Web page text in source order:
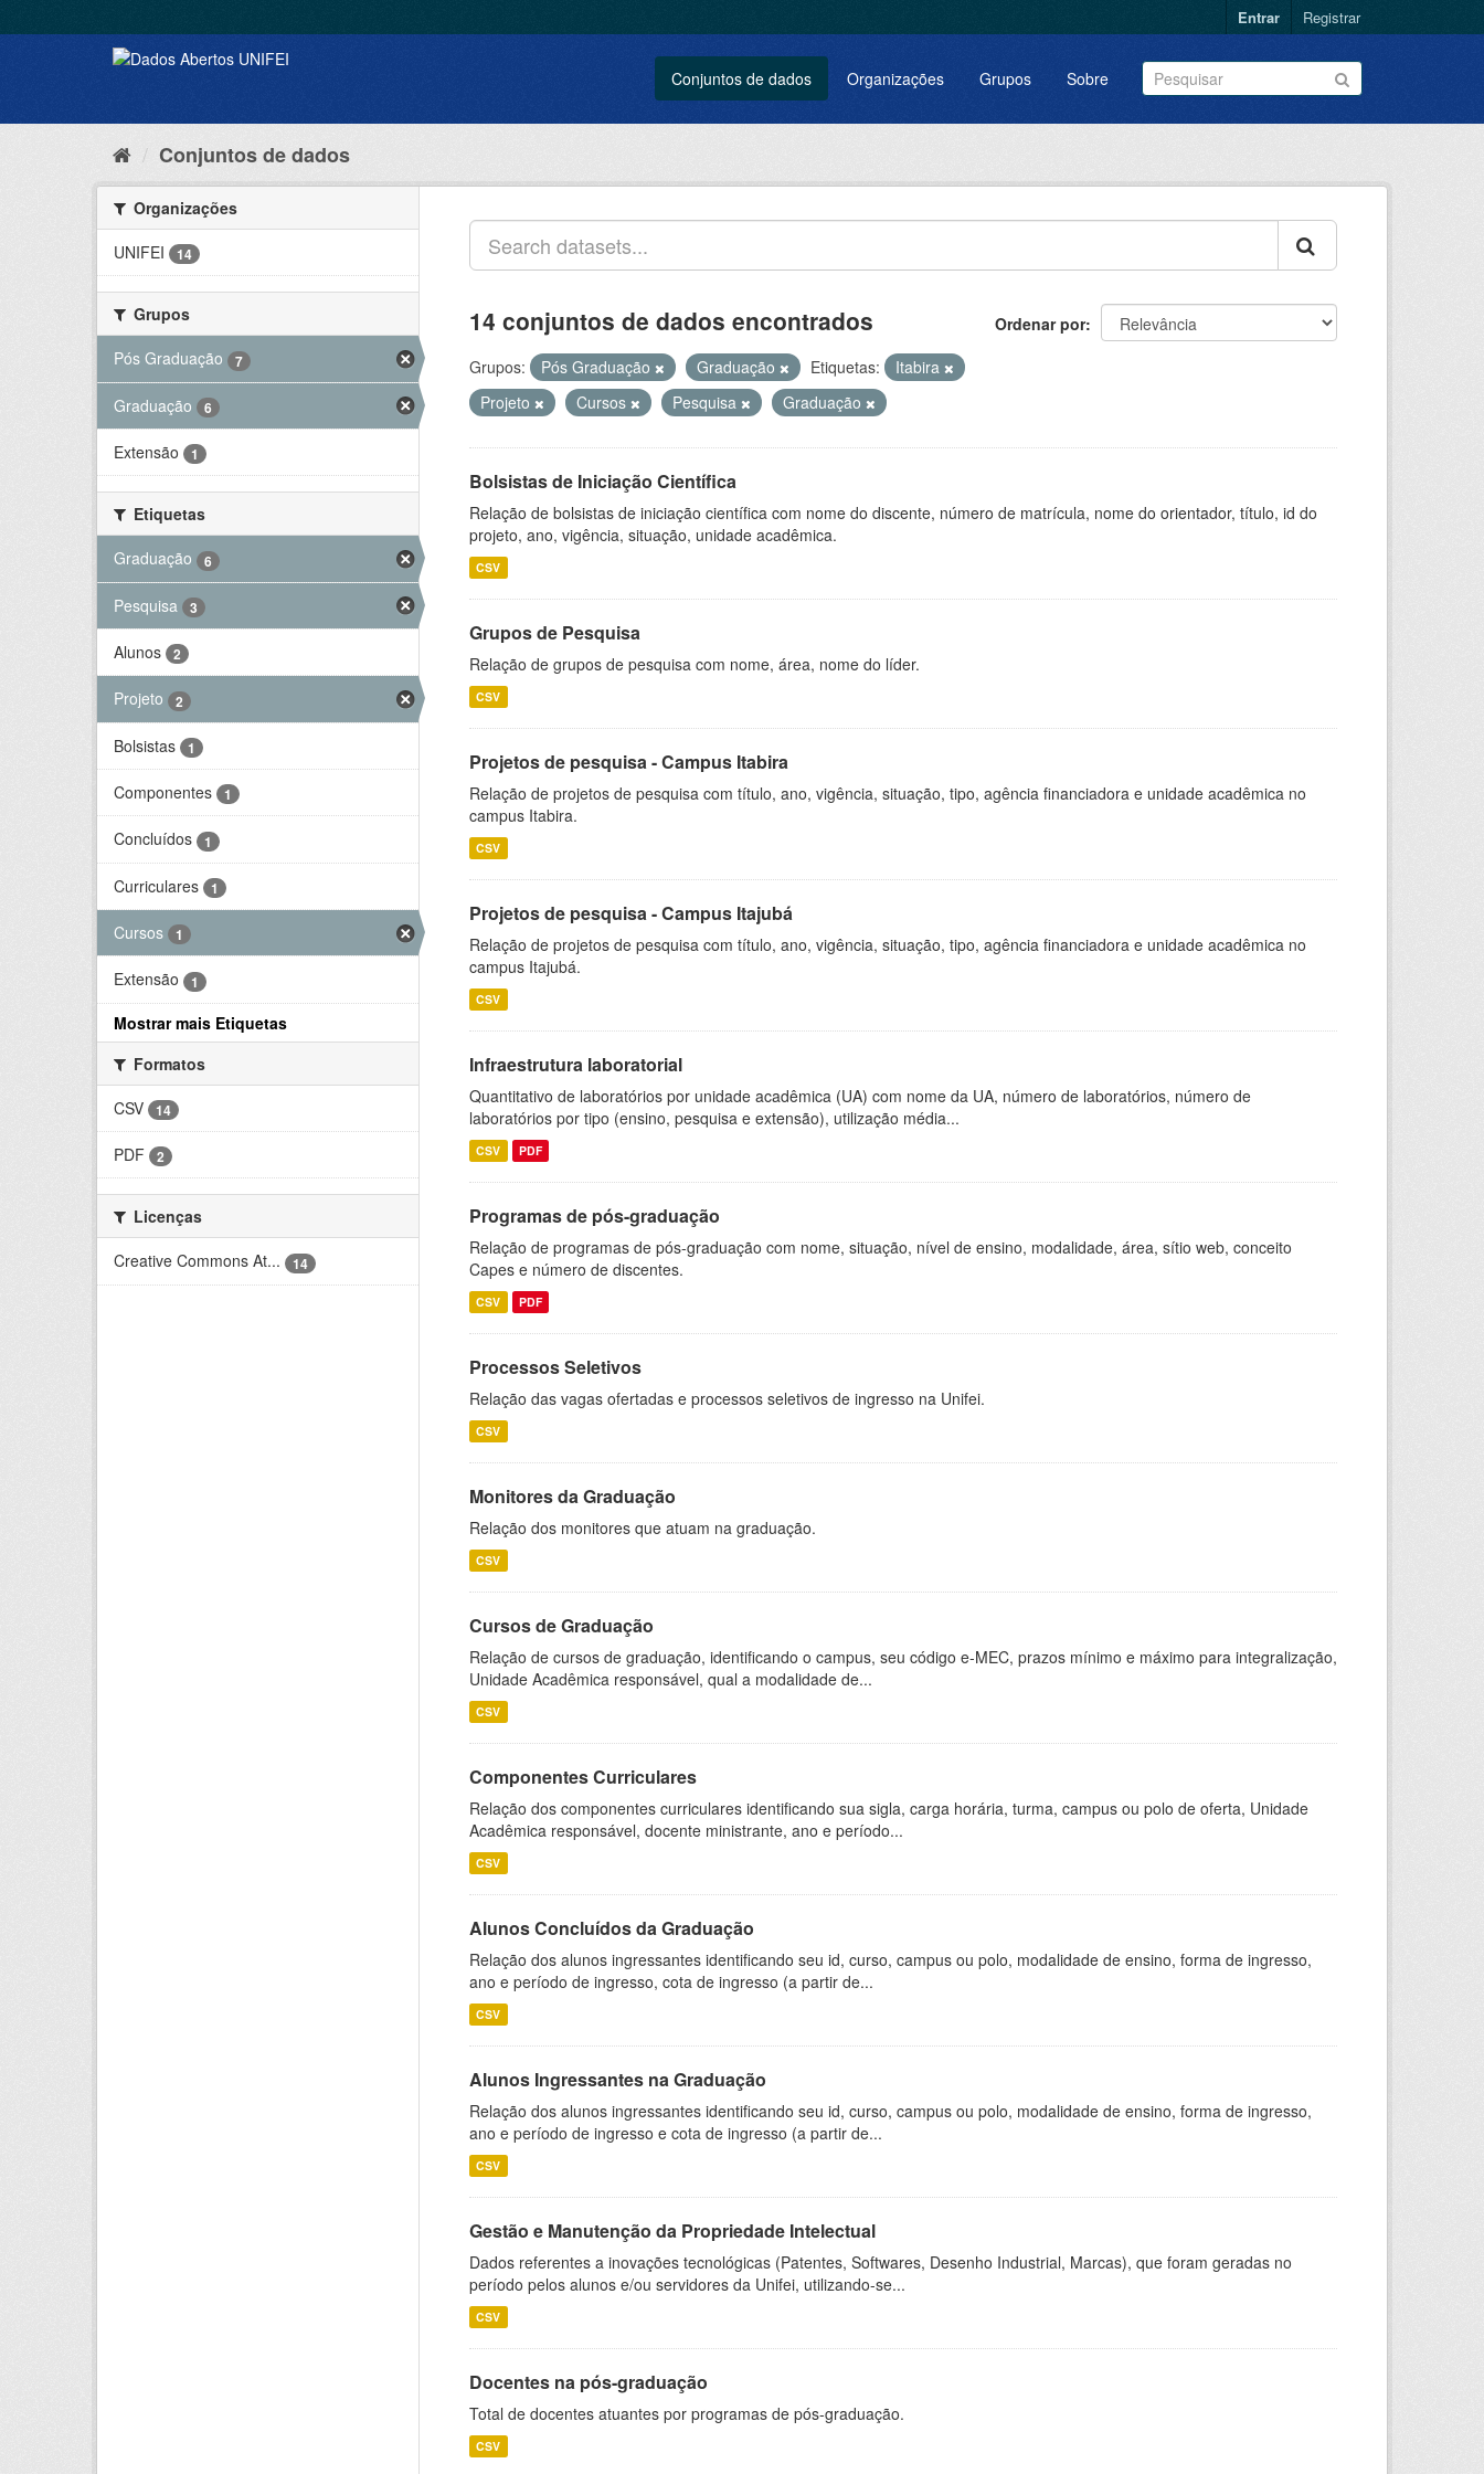
Entrar Registrar
Conjuntos de dados Organizações Grupos Sobre
Conjuntos de dados
Organizações
UNIFEI
14
Grupos
Pós Graduação
7
Graduação 6
Extensão 1
Etiquetas
Graduação
6
Pesquisa 3
Alunos 2
Projeto 2
Bolsistas 1
Componentes 1
Concluídos 1
Curriculares 1
Cursos 1
Extensão 1
Mostrar mais Etiquetas
Formatos
CSV
14
PDF 2
Licenças
Creative Commons At...
14
Ordenar por
14 conjuntos de dados encontrados
Grupos: Pós Graduação Graduação Etiquetas:
Itabira
Projeto
Cursos Pesquisa Graduação
Bolsistas de Iniciação Científica
Relação de bolsistas de iniciação científica com nome do discente, número de matrícula, nome do orientador, título, id do
projeto, ano, vigência, situação, unidade acadêmica.
CSV
Grupos de Pesquisa
Relação de grupos de pesquisa com nome, área, nome do líder.
CSV
Projetos de pesquisa - Campus Itabira
Relação de projetos de pesquisa com título, ano, vigência, situação, tipo, agência financiadora e unidade acadêmica no
campus Itabira.
CSV
Projetos de pesquisa - Campus Itajubá
Relação de projetos de pesquisa com título, ano, vigência, situação, tipo, agência financiadora e unidade acadêmica no
campus Itajubá.
CSV
Infraestrutura laboratorial
Quantitativo de laboratórios por unidade acadêmica (UA) com nome da UA, número de laboratórios, número de
laboratórios por tipo (ensino, pesquisa e extensão), utilização média...
CSV PDF
Programas de pós-graduação
Relação de programas de pós-graduação com nome, situação, nível de ensino, modalidade, área, sítio web, conceito
Capes e número de discentes.
CSV PDF
Processos Seletivos
Relação das vagas ofertadas e processos seletivos de ingresso na Unifei.
CSV
Monitores da Graduação
Relação dos monitores que atuam na graduação.
CSV
Cursos de Graduação
Relação de cursos de graduação, identificando o campus, seu código e-MEC, prazos mínimo e máximo para integralização,
Unidade Acadêmica responsável, qual a modalidade de...
CSV
Componentes Curriculares
Relação dos componentes curriculares identificando sua sigla, carga horária, turma, campus ou polo de oferta, Unidade
Acadêmica responsável, docente ministrante, ano e período...
CSV
Alunos Concluídos da Graduação
Relação dos alunos ingressantes identificando seu id, curso, campus ou polo, modalidade de ensino, forma de ingresso,
ano e período de ingresso, cota de ingresso (a partir de...
CSV
Alunos Ingressantes na Graduação
Relação dos alunos ingressantes identificando seu id, curso, campus ou polo, modalidade de ensino, forma de ingresso,
ano e período de ingresso e cota de ingresso (a partir de...
CSV
Gestão e Manutenção da Propriedade Intelectual
Dados referentes a inovações tecnológicas (Patentes, Softwares, Desenho Industrial, Marcas), que foram geradas no
período pelos alunos e/ou servidores da Unifei, utilizando-se...
CSV
Docentes na pós-graduação
Total de docentes atuantes por programas de pós-graduação.
CSV